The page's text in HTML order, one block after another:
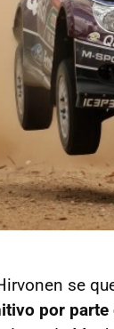
se
por